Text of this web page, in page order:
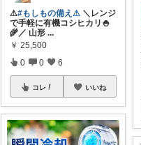
⚠#もしもの備え⚠ ＼レンジ
で手軽に有機コシヒカリ🍚
🌾／ 山形 ...
￥ 25,500
0 0 6
コレ いいね